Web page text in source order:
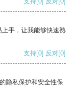
手，让我能够快速熟
支持[0] 反对[0]
隐私保护和安全性保